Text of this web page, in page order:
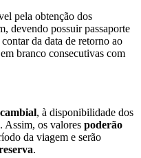
pela obtenção dos
devendo possuir passaporte
da data de retorno ao
branco consecutivas com
, à disponibilidade dos
Assim, os valores poderão
da viagem e serão
.